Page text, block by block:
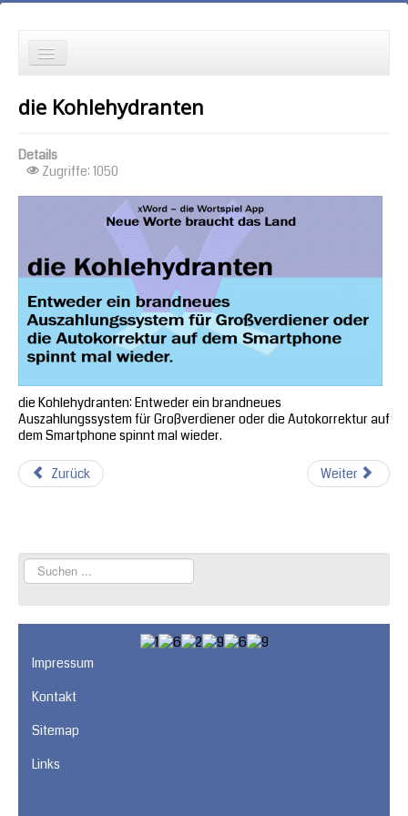
Wortspielgeschichten
Wortspiele mit Autokorrekturen
die Ältesten zuerst
die meisten Zugriffe zuerst
zufällige Reihenfolge
die Kohlehydranten
Details
Zugriffe: 1050
die Kohlehydranten: Entweder ein brandneues
Auszahlungssystem für Großverdiener oder die Autokorrektur auf
dem Smartphone spinnt mal wieder.
Zurück Weiter
Suchen
...
Impressum
Kontakt
Sitemap
Links